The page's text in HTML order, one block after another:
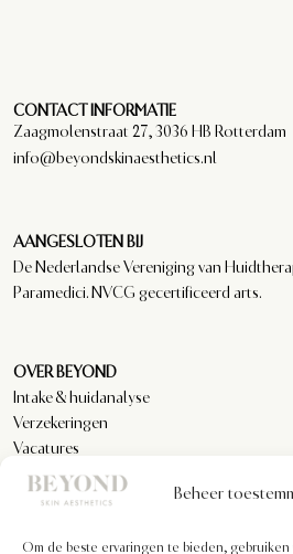
Beheer
Om de beste ervaringen te bieden,
CONTACT INFORMATIE
Zaagmolenstraat 27, 3036 HB Rotterdam
info@beyondskinaesthetics.nl
AANGESLOTEN BIJ
De Nederlandse Vereniging van
Paramedici. NVCG gecertificeerd arts.
OVER BEYOND
Intake & huidanalyse
Verzekeringen
Vacatures
Reviews